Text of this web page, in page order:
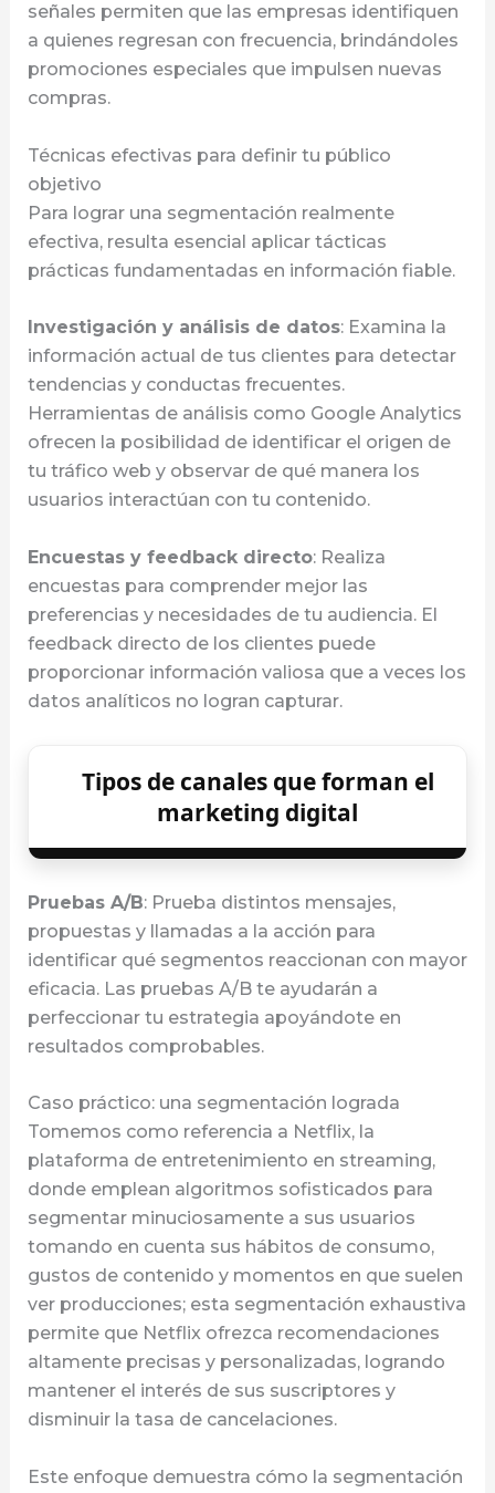
señales permiten que las empresas identifiquen
a quienes regresan con frecuencia, brindándoles
promociones especiales que impulsen nuevas
compras.
Técnicas efectivas para definir tu público
objetivo
Para lograr una segmentación realmente
efectiva, resulta esencial aplicar tácticas
prácticas fundamentadas en información fiable.
Investigación y análisis de datos: Examina la
información actual de tus clientes para detectar
tendencias y conductas frecuentes.
Herramientas de análisis como Google Analytics
ofrecen la posibilidad de identificar el origen de
tu tráfico web y observar de qué manera los
usuarios interactúan con tu contenido.
Encuestas y feedback directo: Realiza
encuestas para comprender mejor las
preferencias y necesidades de tu audiencia. El
feedback directo de los clientes puede
proporcionar información valiosa que a veces los
datos analíticos no logran capturar.
Tipos de canales que forman el
marketing digital
Pruebas A/B: Prueba distintos mensajes,
propuestas y llamadas a la acción para
identificar qué segmentos reaccionan con mayor
eficacia. Las pruebas A/B te ayudarán a
perfeccionar tu estrategia apoyándote en
resultados comprobables.
Caso práctico: una segmentación lograda
Tomemos como referencia a Netflix, la
plataforma de entretenimiento en streaming,
donde emplean algoritmos sofisticados para
segmentar minuciosamente a sus usuarios
tomando en cuenta sus hábitos de consumo,
gustos de contenido y momentos en que suelen
ver producciones; esta segmentación exhaustiva
permite que Netflix ofrezca recomendaciones
altamente precisas y personalizadas, logrando
mantener el interés de sus suscriptores y
disminuir la tasa de cancelaciones.
Este enfoque demuestra cómo la segmentación